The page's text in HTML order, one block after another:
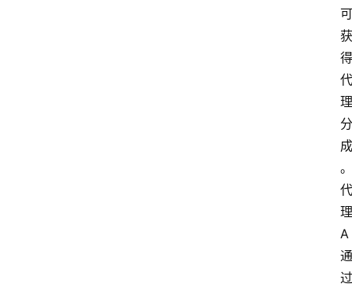
可
获
得
代
理
分
成
。
代
理
A
通
过